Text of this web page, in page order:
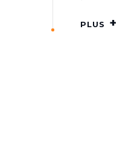
PLUS